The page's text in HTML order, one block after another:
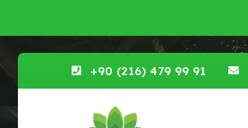
+90 (216) 479 99 91